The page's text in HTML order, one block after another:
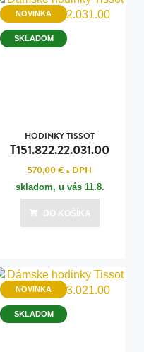
NOVINKA
SKLADOM
HODINKY TISSOT
T151.822.22.031.00
570,00 €s DPH
skladom, u vás 11.8.
DO KOŠÍKA
NOVINKA
SKLADOM